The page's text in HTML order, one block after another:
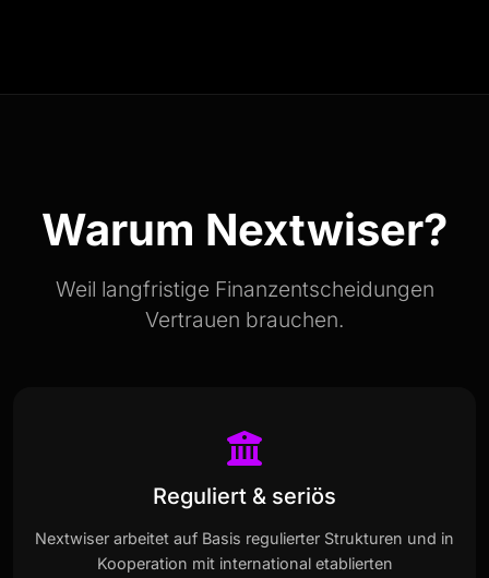
Warum Nextwiser?
Weil langfristige Finanzentscheidungen
Vertrauen brauchen.
Reguliert & seriös
Nextwiser arbeitet auf Basis regulierter Strukturen und in
Kooperation mit international etablierten